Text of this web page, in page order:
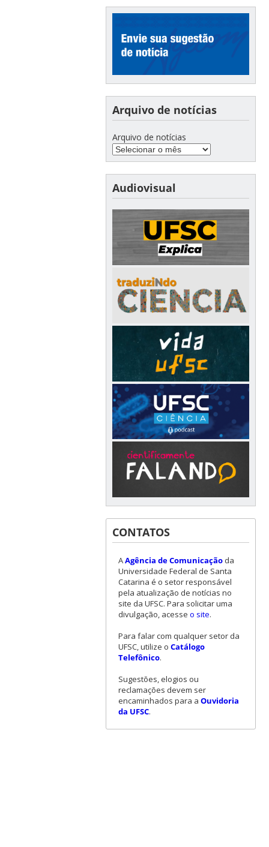
Arquivo de notícias
Arquivo de notícias
Audiovisual
CONTATOS
AAgência de Comunicaçãoda
Universidade Federal de Santa
Catarina é o setor responsável
pela atualização de notícias no
site da UFSC. Para solicitar uma
divulgação, acesse o site.
Para falar com qualquer setor da
UFSC, utilize o Catálogo
Telefônico.
Sugestões, elogios ou
reclamações devem ser
encaminhados para a Ouvidoria
da UFSC.